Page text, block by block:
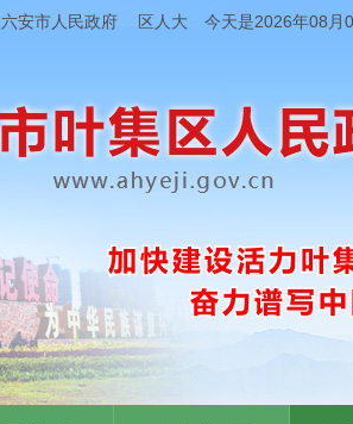
六安市人民政府 区人大 今天是2026年08月